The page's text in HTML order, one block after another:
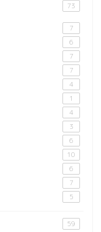
73
7
6
7
7
4
1
4
3
6
10
6
7
5
59